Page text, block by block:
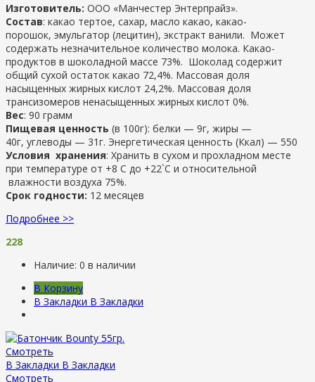
Изготовитель: ООО «Манчестер Энтерпрайз».
Состав: какао тертое, сахар, масло какао, какао-
порошок, эмульгатор (лецитин), экстракт ванили. Может
содержать незначительное количество молока. Какао-
продуктов в шоколадной массе 73%. Шоколад содержит
общий сухой остаток какао 72,4%. Массовая доля
насыщенных жирных кислот 24,2%. Массовая доля
трансизомеров ненасыщенных жирных кислот 0%.
Вес: 90 грамм
Пищевая ценность (в 100г): белки — 9г, жиры —
40г, углеводы — 31г. Энергетическая ценность (Ккал) — 550
Условия хранения: Хранить в сухом и прохладном месте
при температуре от +8 С до +22`С и относительной
влажности воздуха 75%.
Срок годности: 12 месяцев
Подробнее >>
228
Наличие: 0 в наличии
В Корзину
В Закладки В Закладки
Смотреть
В Закладки В Закладки
Смотреть